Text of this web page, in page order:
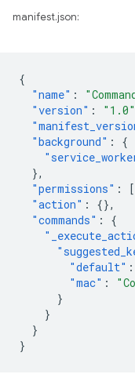
manifest.json:
{
"name" :
"version" : "1.0"
"background" :
{
},
"permissions" : [
"action" :
{},
"commands" :
{
"default" :
"mac" :
}
}
}
}